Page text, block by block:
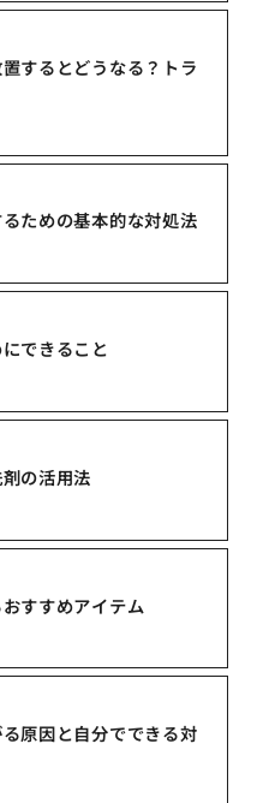
するとどうなる？トラ
ための基本的な対処法
できること
の活用法
すすめアイテム
原因と自分でできる対